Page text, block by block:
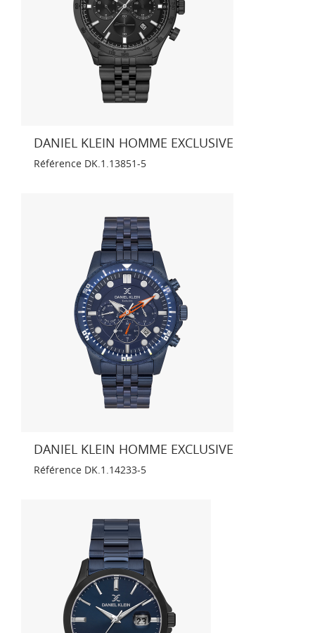
DANIEL KLEIN HOMME EXCLUSIVE
Référence DK.1.13851-5
DANIEL KLEIN HOMME EXCLUSIVE
Référence DK.1.14233-5